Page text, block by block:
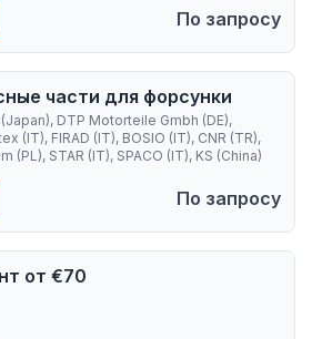
По запросу
части для форсунки
(Japan), DTP Motorteile Gmbh (DE),
(IT), FIRAD (IT), BOSIO (IT), CNR (TR),
(PL), STAR (IT), SPACO (IT), KS (China)
По запросу
от €70